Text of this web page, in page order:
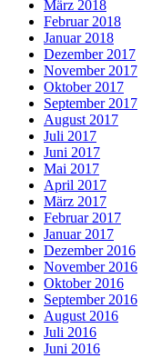
März 2018
Februar 2018
Januar 2018
Dezember 2017
November 2017
Oktober 2017
September 2017
August 2017
Juli 2017
Juni 2017
Mai 2017
April 2017
März 2017
Februar 2017
Januar 2017
Dezember 2016
November 2016
Oktober 2016
September 2016
August 2016
Juli 2016
Juni 2016